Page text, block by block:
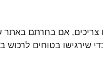
צריכים, אם בחרתם באתר
שירגישו בטוחים לרכוש